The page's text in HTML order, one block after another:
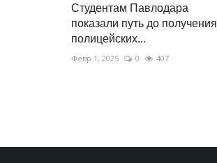
Студентам Павлодара
показали путь до получения
полицейских...
Февр 1, 2025 0 407